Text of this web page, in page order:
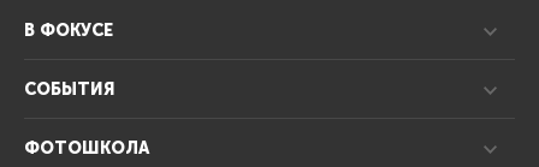
В ФОКУСЕ
СОБЫТИЯ
ФОТОШКОЛА